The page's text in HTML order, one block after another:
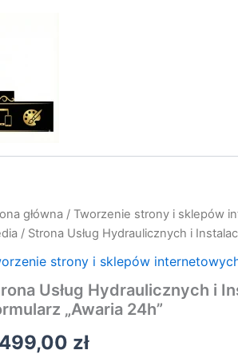
główna / Tworzenie strony i sklepów
/ Strona Usług Hydraulicznych i
strony i sklepów
Usług Hydraulicznych i
„Awaria 24h”
zł